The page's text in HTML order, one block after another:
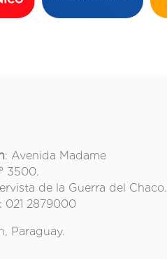
: Avenida Madame
3500.
de la Guerra del Chaco.
021 2879000
Paraguay.